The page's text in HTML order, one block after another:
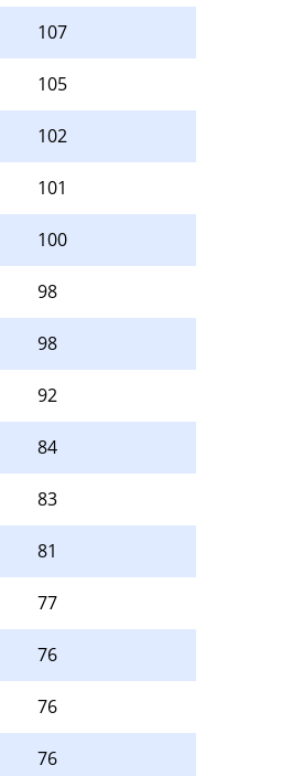
107
105
102
101
100
98
98
92
84
83
81
77
76
76
76